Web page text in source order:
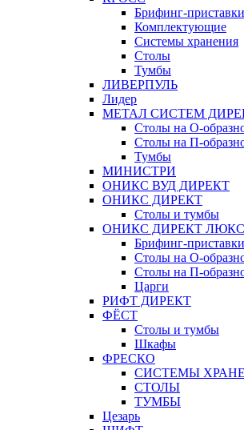
Брифинг-приставки
Комплектующие
Системы хранения
Столы
Тумбы
ЛИВЕРПУЛЬ
Лидер
МЕТАЛ СИСТЕМ
Столы на О-
Столы на П-
Тумбы
МИНИСТРИ
ОНИКС ВУД ДИРЕКТ
ОНИКС ДИРЕКТ
Столы и тумбы
ОНИКС ДИРЕКТ ЛЮКС
Брифинг-приставки
Столы на О-
Столы на П-
Царги
РИФТ ДИРЕКТ
ФЁСТ
Столы и тумбы
Шкафы
ФРЕСКО
СИСТЕМЫ
СТОЛЫ
ТУМБЫ
Цезарь